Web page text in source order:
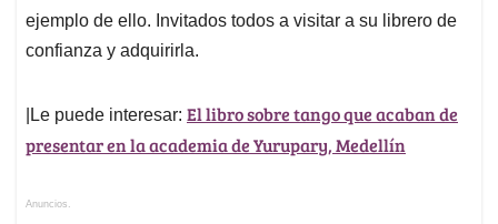
ejemplo de ello. Invitados todos a visitar a su librero de
confianza y adquirirla.
|Le puede interesar: El libro sobre tango que acaban de
presentar en la academia de Yurupary, Medellín
Anuncios.